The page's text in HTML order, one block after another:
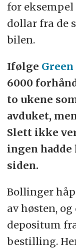
for eksempel
dollar fra de
bilen.
Ifølge
6000
to ukene
avduket,
Slett ikke
ingen
siden.
Bollinger
av høsten,
depositum
bestilling.